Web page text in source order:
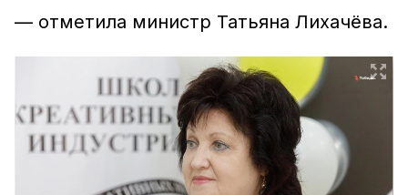
— отметила министр Татьяна Лихачёва.